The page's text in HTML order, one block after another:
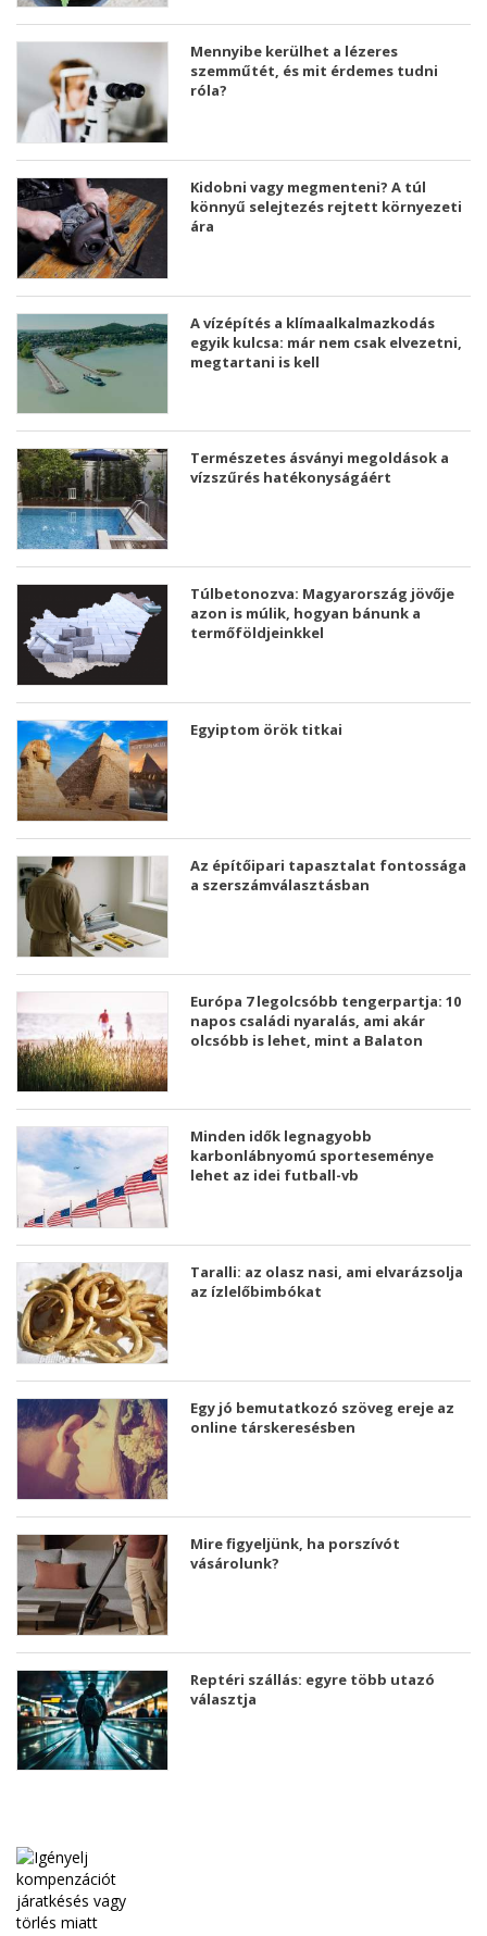
Mennyibe kerülhet a lézeres
szemműtét, és mit érdemes tudni
róla?
Kidobni vagy megmenteni? A túl
könnyű selejtezés rejtett környezeti
ára
A vízépítés a klímaalkalmazkodás
egyik kulcsa: már nem csak elvezetni,
megtartani is kell
Természetes ásványi megoldások a
vízszűrés hatékonyságáért
Túlbetonozva: Magyarország jövője
azon is múlik, hogyan bánunk a
termőföldjeinkkel
Egyiptom örök titkai
Az építőipari tapasztalat fontossága
a szerszámválasztásban
Európa 7 legolcsóbb tengerpartja: 10
napos családi nyaralás, ami akár
olcsóbb is lehet, mint a Balaton
Minden idők legnagyobb
karbonlábnyomú sporteseménye
lehet az idei futball-vb
Taralli: az olasz nasi, ami elvarázsolja
az ízlelőbimbókat
Egy jó bemutatkozó szöveg ereje az
online társkeresésben
Mire figyeljünk, ha porszívót
vásárolunk?
Reptéri szállás: egyre több utazó
választja